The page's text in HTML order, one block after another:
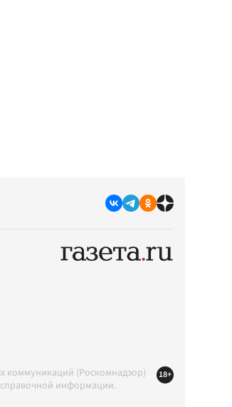
коммуникаций (Роскомнадзор)
справочной информации.
18+